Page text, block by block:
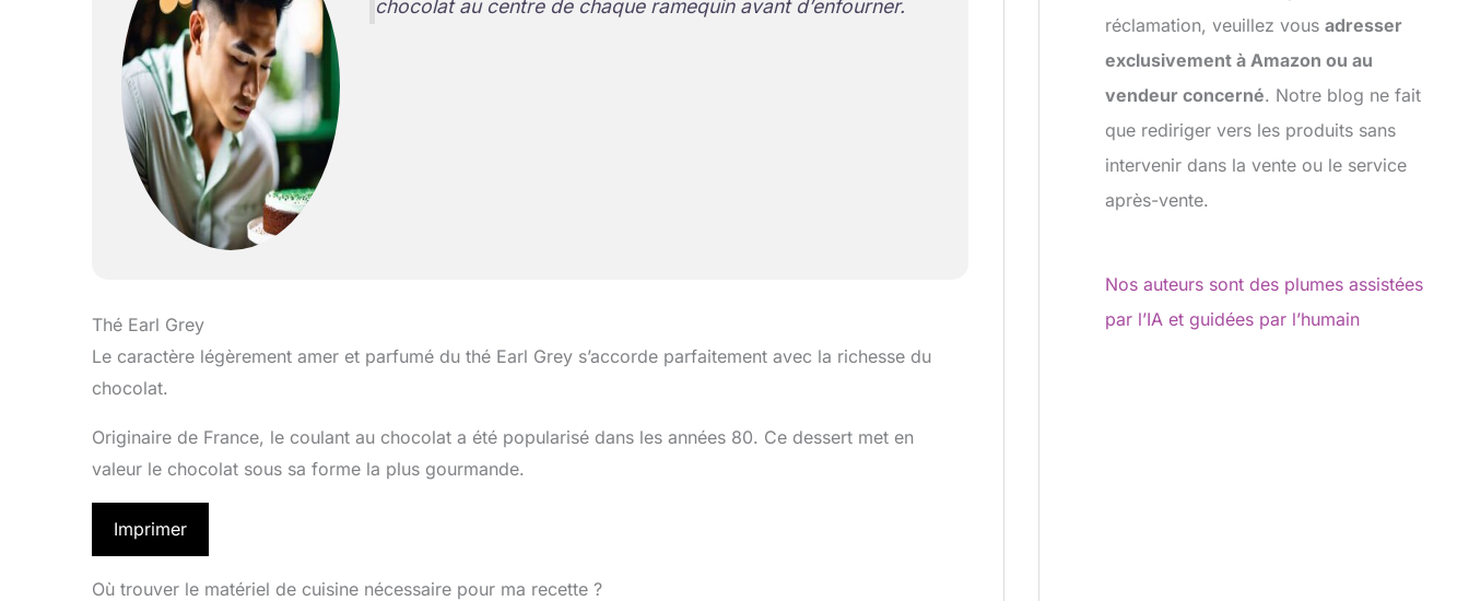
chocolat au centre de chaque ramequin avant d’enfourner.
Thé Earl Grey
Le caractère légèrement amer et parfumé du thé Earl Grey s’accorde parfaitement avec la richesse du
chocolat.
Originaire de France, le coulant au chocolat a été popularisé dans les années 80. Ce dessert met en
valeur le chocolat sous sa forme la plus gourmande.
Imprimer
Où trouver le matériel de cuisine nécessaire pour ma recette ?
réclamation, veuillez vousadresser
exclusivement à Amazon ou au
vendeur concerné. Notre blog ne fait
que rediriger vers les produits sans
intervenir dans la vente ou le service
après-vente.
Nos auteurs sont des plumes assistées
par l’IA et guidées par l’humain